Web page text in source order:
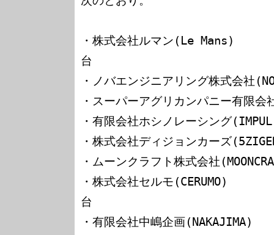
・株式会社ルマン(Le Mans)
台
・ノバエンジニアリング株式会
・スーパーアグリカンパニー有限
・有限会社ホシノレーシング
・株式会社ディジョンカーズ
・ムーンクラフト株式会社
・株式会社セルモ(CERUMO)
台
・有限会社中嶋企画